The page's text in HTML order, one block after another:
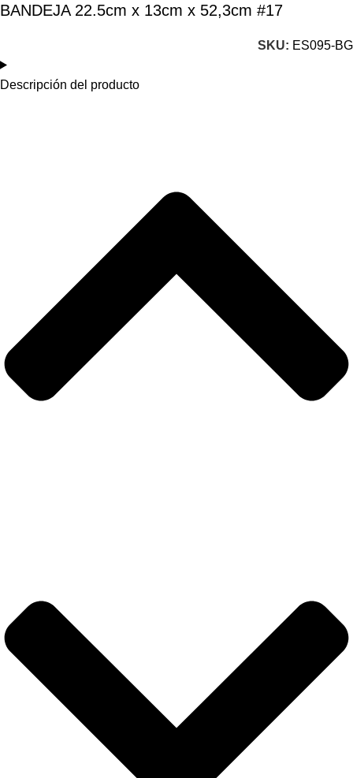
BANDEJA 22.5cm x 13cm x 52,3cm #17
SKU: ES095-BG
Descripción del producto